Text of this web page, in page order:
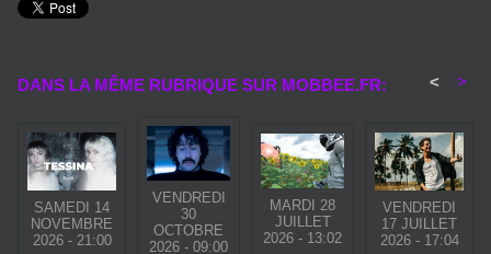
DANS LA MÊME RUBRIQUE SUR MOBBEE.FR: < >
SAMEDI 14
NOVEMBRE
2026 - 21:00
VENDREDI
30
OCTOBRE
2026 - 09:00
MARDI 28
JUILLET
2026 - 13:02
VENDREDI
17 JUILLET
2026 - 17:04